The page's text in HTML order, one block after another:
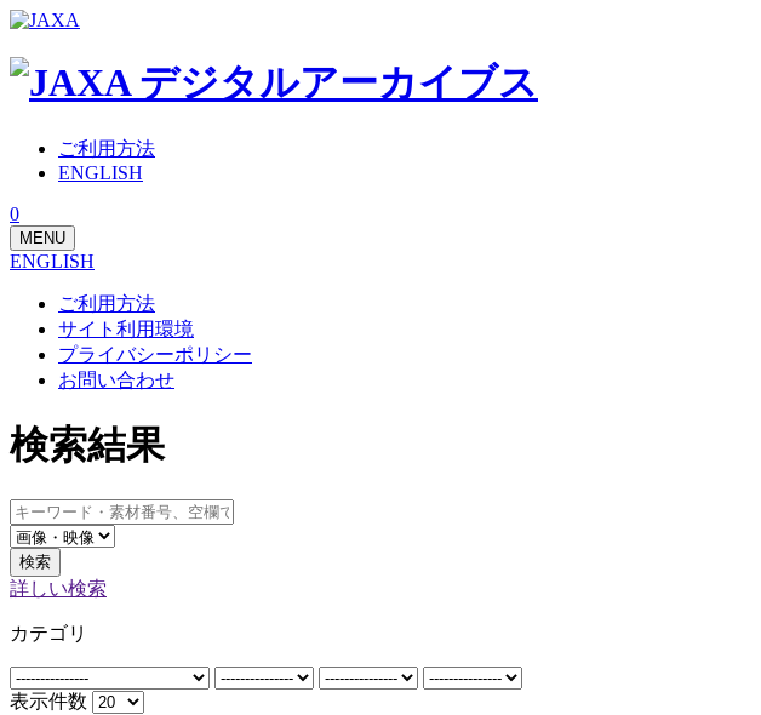
ご利用方法
ENGLISH
0
MENU
ENGLISH
ご利用方法
サイト利用環境
プライバシーポリシー
お問い合わせ
検索結果
検索
詳しい検索
カテゴリ
表示件数